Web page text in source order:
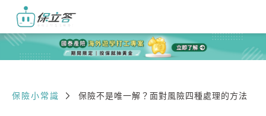
保險小常識 保險不是唯一解？面對風險四種處理的方法